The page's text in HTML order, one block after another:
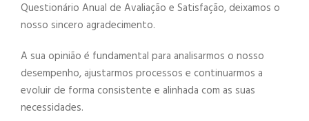
Questionário Anual de Avaliação e Satisfação, deixamos o
nosso sincero agradecimento.
A sua opinião é fundamental para analisarmos o nosso
desempenho, ajustarmos processos e continuarmos a
evoluir de forma consistente e alinhada com as suas
necessidades.